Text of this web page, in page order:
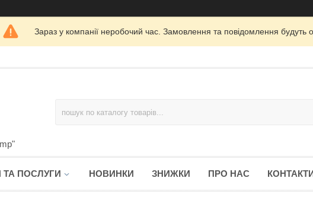
Зараз у компанії неробочий час. Замовлення та повідомлення будуть
ТА ПОСЛУГИ НОВИНКИ ЗНИЖКИ ПРО НАС